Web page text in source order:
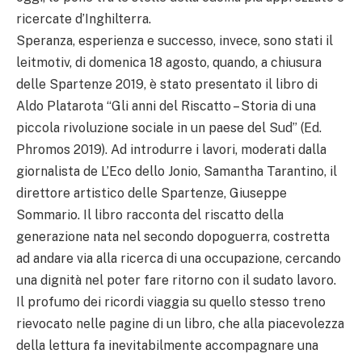
ricercate d’Inghilterra.
Speranza, esperienza e successo, invece, sono stati il
leitmotiv, di domenica 18 agosto, quando, a chiusura
delle Spartenze 2019, è stato presentato il libro di
Aldo Platarota “Gli anni del Riscatto – Storia di una
piccola rivoluzione sociale in un paese del Sud” (Ed.
Phromos 2019). Ad introdurre i lavori, moderati dalla
giornalista de L’Eco dello Jonio, Samantha Tarantino, il
direttore artistico delle Spartenze, Giuseppe
Sommario. Il libro racconta del riscatto della
generazione nata nel secondo dopoguerra, costretta
ad andare via alla ricerca di una occupazione, cercando
una dignità nel poter fare ritorno con il sudato lavoro.
Il profumo dei ricordi viaggia su quello stesso treno
rievocato nelle pagine di un libro, che alla piacevolezza
della lettura fa inevitabilmente accompagnare una